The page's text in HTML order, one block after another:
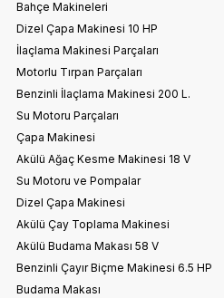
Bahçe Makineleri
Dizel Çapa Makinesi 10 HP
İlaçlama Makinesi Parçaları
Motorlu Tırpan Parçaları
Benzinli İlaçlama Makinesi 200 L.
Su Motoru Parçaları
Çapa Makinesi
Akülü Ağaç Kesme Makinesi 18 V
Su Motoru ve Pompalar
Dizel Çapa Makinesi
Akülü Çay Toplama Makinesi
Akülü Budama Makası 58 V
Benzinli Çayır Biçme Makinesi 6.5 HP
Budama Makası